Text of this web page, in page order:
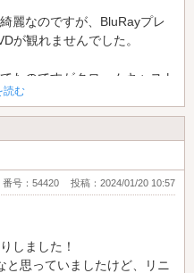
麗なのですが、BluRayプレ
が観れませんでした。
たのですがクロームキャスト
。女装しそれ系のDVDを観
読む
5
番号：54420 投稿：2024/01/20 10:57
しました！
と思っていましたけど、リニ